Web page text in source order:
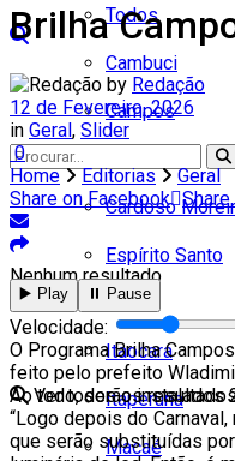
Todos
Cambuci
Campos
Cardoso
Espírito Santo
Italva
Itaocara
Itaperuna
Macaé
Nenhum resultado
Ver todos os
Brilha
by Redação
12 de Fevereiro, 2026
in Geral, Slider
0
Home
Editorias
Geral
Share on Facebook
▶️ Play ⏸️ Pause
Velocidade:
O Programa Brilha
feito pelo prefeito
Ao todo, serão instalados
“Logo depois do
que serão substituídas